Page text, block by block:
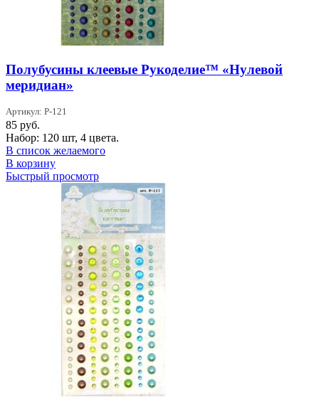
Полубусины клеевые Рукоделие™ «Нулевой
меридиан»
Артикул: P-121
85 руб.
Набор: 120 шт, 4 цвета.
В список желаемого
В корзину
Быстрый просмотр